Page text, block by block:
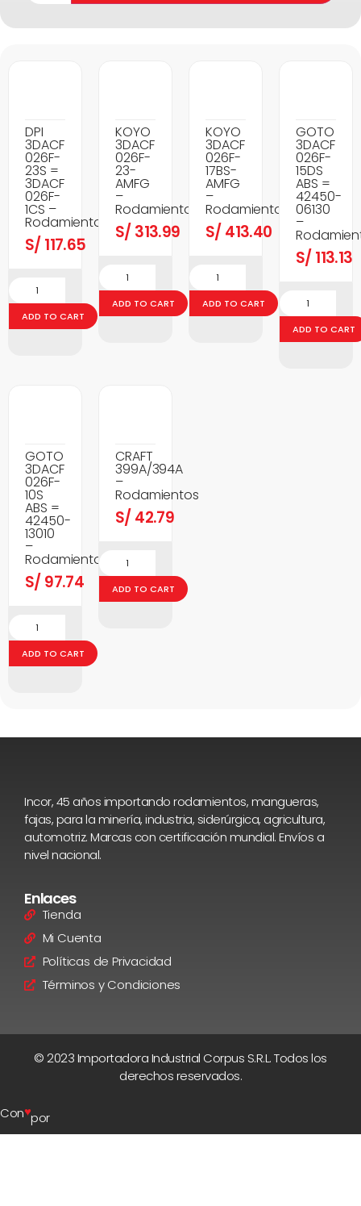
DPI
3DACF
026F-
23S =
3DACF
026F-
1CS –
Rodamientos
S/ 117.65
ADD TO CART
KOYO
3DACF
026F-
23-
AMFG
–
Rodamientos
S/ 313.99
ADD TO CART
KOYO
3DACF
026F-
17BS-
AMFG
–
Rodamientos
S/ 413.40
ADD TO CART
GOTO
3DACF
026F-
15DS
ABS =
42450-
06130
–
S/ 113.13
ADD TO CART
GOTO
3DACF
026F-
10S
ABS =
42450-
13010
–
Rodamientos
S/ 97.74
ADD TO CART
CRAFT
399A/394A
–
Rodamientos
S/ 42.79
ADD TO CART
Incor, 45 años importando rodamientos, mangueras,
fajas, para la minería, industria, siderúrgica, agricultura,
automotriz. Marcas con certificación mundial. Envíos a
nivel nacional.
Enlaces
Tienda
Mi Cuenta
Políticas de Privacidad
Términos y Condiciones
© 2023 Importadora Industrial Corpus S.R.L. Todos los
derechos reservados.
Con♥por